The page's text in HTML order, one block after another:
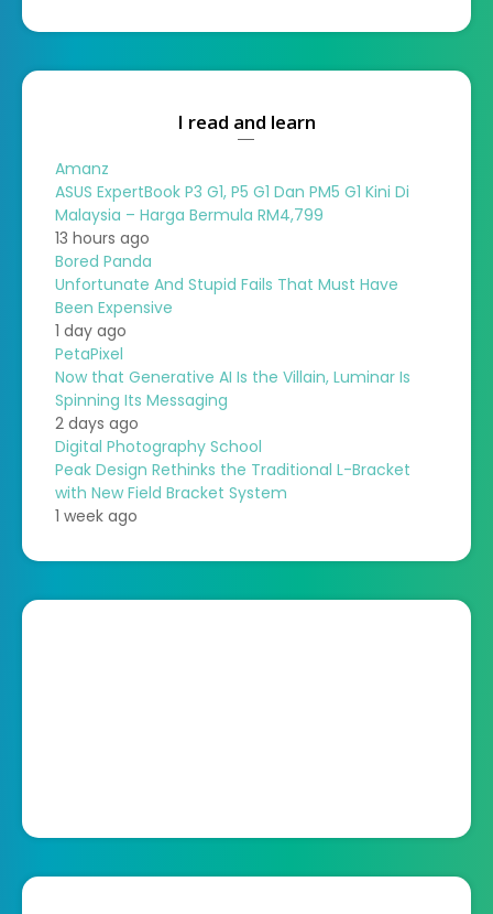
I read and learn
Amanz
ASUS ExpertBook P3 G1, P5 G1 Dan PM5 G1 Kini Di
Malaysia – Harga Bermula RM4,799
13 hours ago
Bored Panda
Unfortunate And Stupid Fails That Must Have
Been Expensive
1 day ago
PetaPixel
Now that Generative AI Is the Villain, Luminar Is
Spinning Its Messaging
2 days ago
Digital Photography School
Peak Design Rethinks the Traditional L-Bracket
with New Field Bracket System
1 week ago